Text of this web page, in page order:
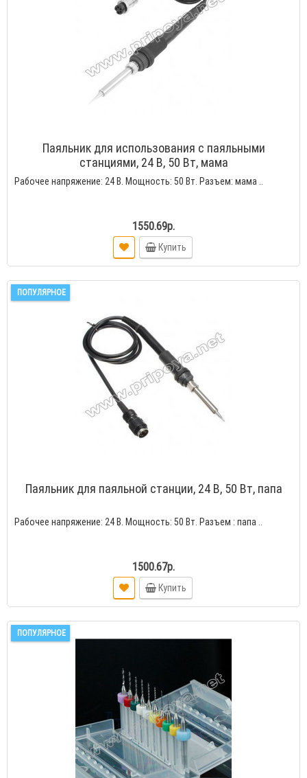
Паяльник для использования с паяльными
станциями, 24 В, 50 Вт, мама
Рабочее напряжение: 24 В. Мощность: 50 Вт. Разъем: мама ..
1550.69р.
Купить
ПОПУЛЯРНОЕ
Паяльник для паяльной станции, 24 В, 50 Вт, папа
Рабочее напряжение: 24 В. Мощность: 50 Вт. Разъем : папа ..
1500.67р.
Купить
ПОПУЛЯРНОЕ